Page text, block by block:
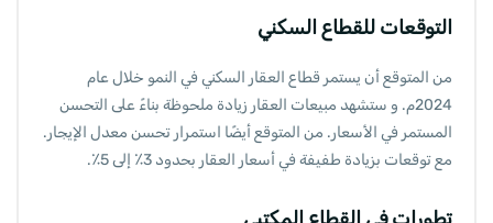
التوقعات للقطاع السكني
من المتوقع أن يستمر قطاع العقار السكني في النمو خلال عام
2024م. و ستشهد مبيعات العقار زيادة ملحوظة بناءً على التحسن
المستمر في الأسعار. من المتوقع أيضًا استمرار تحسن معدل الإيجار.
مع توقعات بزيادة طفيفة في أسعار العقار بحدود 3٪ إلى 5٪.
تطورات في القطاع المكتبي